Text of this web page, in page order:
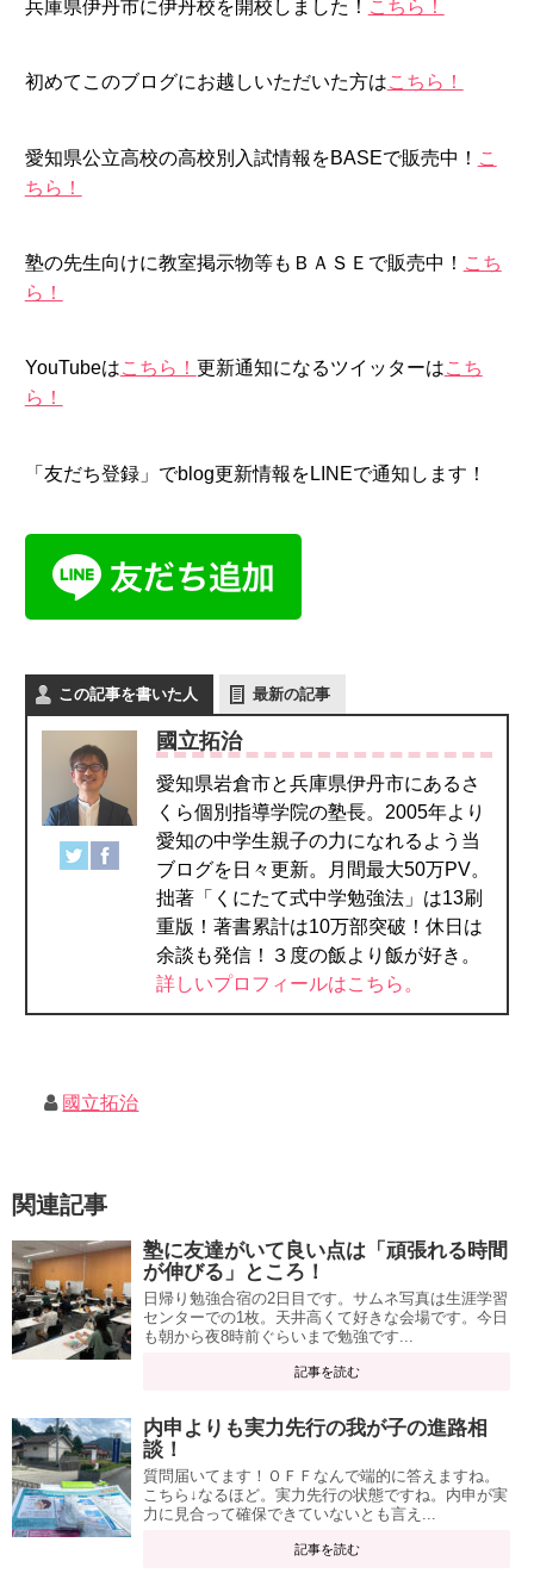
兵庫県伊丹市に伊丹校を開校しました！ こちら！
初めてこのブログにお越しいただいた方はこちら！
愛知県公立高校の高校別入試情報をBASEで販売中！ こ
ちら！
塾の先生向けに教室掲示物等もＢＡＳＥで販売中！ こち
ら！
YouTubeはこちら！ 更新通知になるツイッターはこち
ら！
「友だち登録」でblog更新情報をLINEで通知します！
この記事を書いた人 最新の記事
國立拓治
愛知県岩倉市と兵庫県伊丹市にあるさ
くら個別指導学院の塾長。2005年より
愛知の中学生親子の力になれるよう当
ブログを日々更新。月間最大50万PV。
拙著「くにたて式中学勉強法」は13刷
重版！著書累計は10万部突破！休日は
余談も発信！３度の飯より飯が好き。
詳しいプロフィールはこちら。
國立拓治
関連記事
塾に友達がいて良い点は「頑張れる時間
が伸びる」ところ！
日帰り勉強合宿の2日目です。サムネ写真は生涯学習
センターでの1枚。天井高くて好きな会場です。今日
も朝から夜8時前ぐらいまで勉強です...
記事を読む
内申よりも実力先行の我が子の進路相
談！
質問届いてます！ＯＦＦなんで端的に答えますね。
こちら↓なるほど。実力先行の状態ですね。内申が実
力に見合って確保できていないとも言え...
記事を読む